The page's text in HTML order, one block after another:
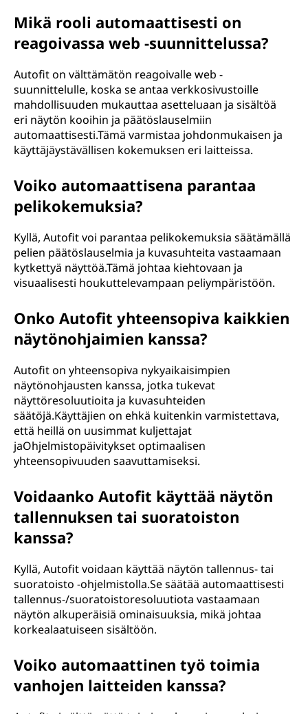
Mikä rooli automaattisesti on
reagoivassa web -suunnittelussa?
Autofit on välttämätön reagoivalle web -
suunnittelulle, koska se antaa verkkosivustoille
mahdollisuuden mukauttaa asetteluaan ja sisältöä
eri näytön kooihin ja päätöslauselmiin
automaattisesti.Tämä varmistaa johdonmukaisen ja
käyttäjäystävällisen kokemuksen eri laitteissa.
Voiko automaattisena parantaa
pelikokemuksia?
Kyllä, Autofit voi parantaa pelikokemuksia säätämällä
pelien päätöslauselmia ja kuvasuhteita vastaamaan
kytkettyä näyttöä.Tämä johtaa kiehtovaan ja
visuaalisesti houkuttelevampaan peliympäristöön.
Onko Autofit yhteensopiva kaikkien
näytönohjaimien kanssa?
Autofit on yhteensopiva nykyaikaisimpien
näytönohjausten kanssa, jotka tukevat
näyttöresoluutioita ja kuvasuhteiden
säätöjä.Käyttäjien on ehkä kuitenkin varmistettava,
että heillä on uusimmat kuljettajat
jaOhjelmistopäivitykset optimaalisen
yhteensopivuuden saavuttamiseksi.
Voidaanko Autofit käyttää näytön
tallennuksen tai suoratoiston
kanssa?
Kyllä, Autofit voidaan käyttää näytön tallennus- tai
suoratoisto -ohjelmistolla.Se säätää automaattisesti
tallennus-/suoratoistoresoluutiota vastaamaan
näytön alkuperäisiä ominaisuuksia, mikä johtaa
korkealaatuiseen sisältöön.
Voiko automaattinen työ toimia
vanhojen laitteiden kanssa?